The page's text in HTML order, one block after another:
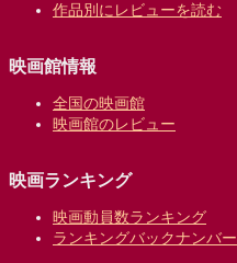
作品別にレビューを読む
映画館情報
全国の映画館
映画館のレビュー
映画ランキング
映画動員数ランキング
ランキングバックナンバー